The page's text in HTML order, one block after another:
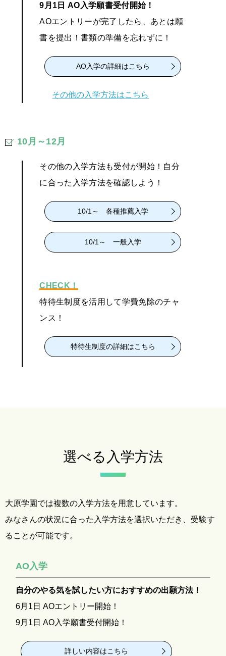
9月1日 AO入学願書受付開始！
AOエントリーが完了したら、あとは願
書を提出！書類の準備を忘れずに！
AO入学の詳細はこちら
その他の入学方法はこちら
10月～12月
その他の入学方法も受付が開始！自分
に合った入学方法を確認しよう！
10/1～ 各種推薦入学
10/1～ 一般入学
CHECK！
特待生制度を活用して学費免除のチャ
ンス！
特待生制度の詳細はこちら
選べる入学方法
大原学園では複数の入学方法を用意しています。
みなさんの状況に合った入学方法を選択いただき、受験す
ることが可能です。
AO入学
自分のやる気を試したい方におすすめの出願方法！
6月1日 AOエントリー開始！
9月1日 AO入学願書受付開始！
詳しい内容はこちら